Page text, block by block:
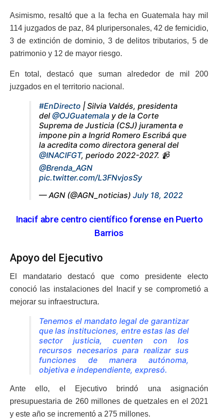
Asimismo, resaltó que a la fecha en Guatemala hay mil
114 juzgados de paz, 84 pluripersonales, 42 de femicidio,
3 de extinción de dominio, 3 de delitos tributarios, 5 de
patrimonio y 12 de mayor riesgo.
En total, destacó que suman alrededor de mil 200
juzgados en el territorio nacional.
#EnDirecto | Silvia Valdés, presidenta
del @OJGuatemala y de la Corte
Suprema de Justicia (CSJ) juramenta e
impone pin a Ingrid Romero Escribá que
la acredita como directora general del
@INACIFGT, periodo 2022-2027. 📹
@Brenda_AGN
pic.twitter.com/L3FNvjosSy
— AGN (@AGN_noticias) July 18, 2022
Inacif abre centro científico forense en Puerto
Barrios
Apoyo del Ejecutivo
El mandatario destacó que como presidente electo
conoció las instalaciones del Inacif y se comprometió a
mejorar su infraestructura.
Tenemos el mandato legal de garantizar
que las instituciones, entre estas las del
sector justicia, cuenten con los
recursos necesarios para realizar sus
funciones de manera autónoma,
objetiva e independiente, expresó.
Ante ello, el Ejecutivo brindó una asignación
presupuestaria de 260 millones de quetzales en el 2021
y este año se incrementó a 275 millones.